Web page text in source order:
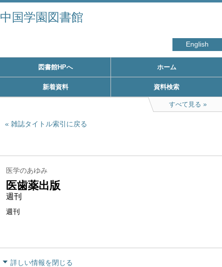
中国学園図書館
English
図書館HPへ ホーム
新着資料 資料検索
すべて見る
雑誌タイトル索引に戻る
医学のあゆみ
医歯薬出版
週刊
週刊
詳しい情報を閉じる